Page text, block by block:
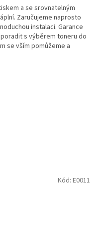
a se srovnatelným
Zaručujeme naprosto
instalaci. Garance
s výběrem toneru do
se vším pomůžeme a
Kód: E0011